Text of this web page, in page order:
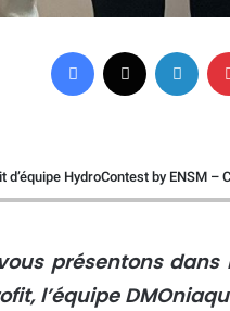
Facebook
d’équipe HydroContest by ENSM –
présentons
l’équipe